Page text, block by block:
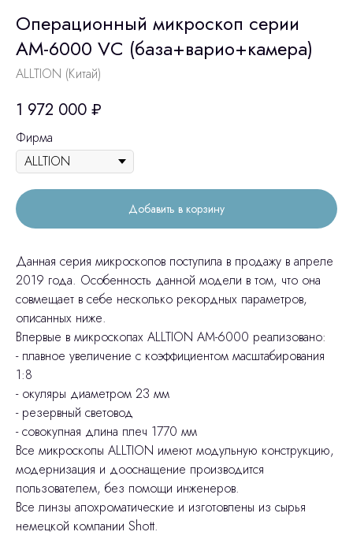
Операционный микроскоп серии
АМ-6000 VC (база+варио+камера)
ALLTION (Китай)
1 972 000 ₽
Фирма
Добавить в корзину
Данная серия микроскопов поступила в продажу в апреле
2019 года. Особенность данной модели в том, что она
совмещает в себе несколько рекордных параметров,
описанных ниже.
Впервые в микроскопах ALLTION AM-6000 реализовано:
- плавное увеличение с коэффициентом масштабирования
1:8
- окуляры диаметром 23 мм
- резервный световод
- совокупная длина плеч 1770 мм
Все микроскопы ALLTION имеют модульную конструкцию,
модернизация и дооснащение производится
пользователем, без помощи инженеров.
Все линзы апохроматические и изготовлены из сырья
немецкой компании Shott.